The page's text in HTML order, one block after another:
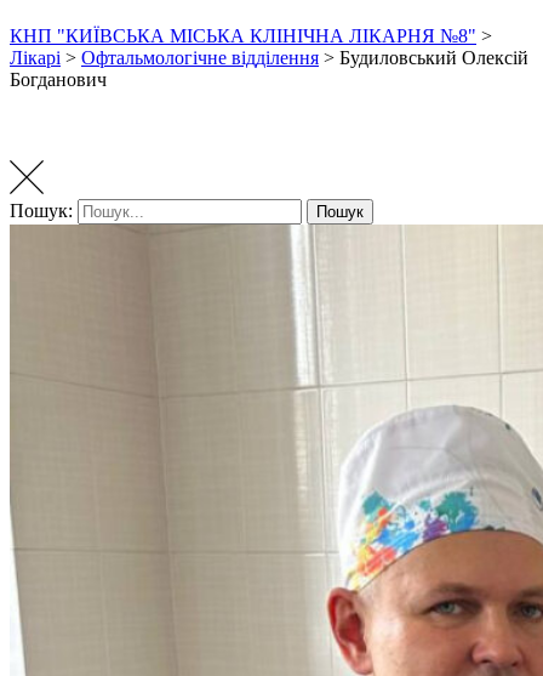
КНП "КИЇВСЬКА МІСЬКА КЛІНІЧНА ЛІКАРНЯ №8" >
Лікарі > Офтальмологічне відділення > Будиловський Олексій
Богданович
Пошук: Пошук